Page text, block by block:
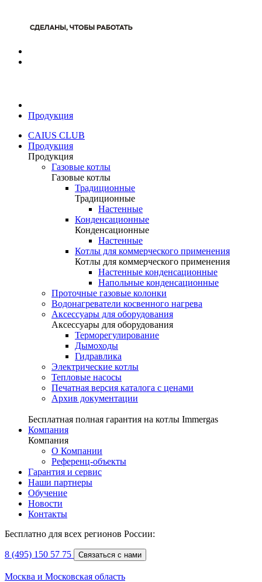
Продукция
CAIUS CLUB
Продукция
Продукция
Газовые котлы
Газовые котлы
Традиционные
Традиционные
Настенные
Конденсационные
Конденсационные
Настенные
Котлы для коммерческого применения
Котлы для коммерческого применения
Настенные конденсационные
Напольные конденсационные
Проточные газовые колонки
Водонагреватели косвенного нагрева
Аксессуары для оборудования
Аксессуары для оборудования
Терморегулирование
Дымоходы
Гидравлика
Электрические котлы
Тепловые насосы
Печатная версия каталога с ценами
Архив документации
Бесплатная полная гарантия на котлы Immergas
Компания
Компания
О Компании
Референц-объекты
Гарантия и сервис
Наши партнеры
Обучение
Новости
Контакты
Бесплатно для всех регионов России:
8 (495) 150 57 75 Связаться с нами
Москва и Московская область